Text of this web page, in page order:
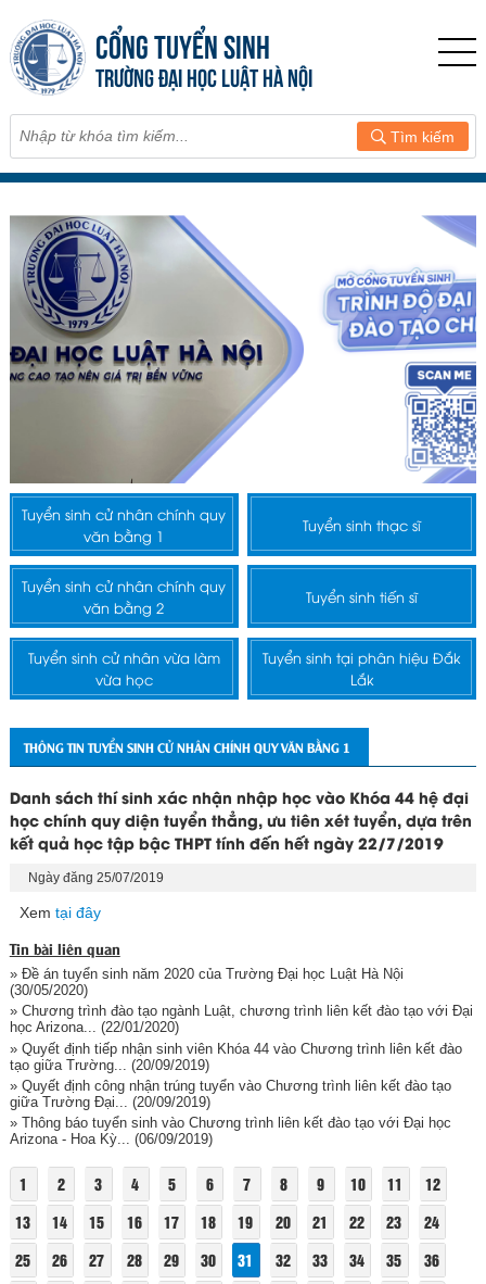
CỔNG TUYỂN SINH
TRƯỜNG ĐẠI HỌC LUẬT HÀ NỘI
Tìm kiếm
Tuyển sinh cử nhân chính quy
văn bằng 1
Tuyển sinh thạc sĩ
Tuyển sinh cử nhân chính quy
văn bằng 2
Tuyển sinh tiến sĩ
Tuyển sinh cử nhân vừa làm
vừa học
Tuyển sinh tại phân hiệu Đắk
Lắk
THÔNG TIN TUYỂN SINH CỬ NHÂN CHÍNH QUY VĂN BẰNG 1
Danh sách thí sinh xác nhận nhập học vào Khóa 44 hệ đại
học chính quy diện tuyển thẳng, ưu tiên xét tuyển, dựa trên
kết quả học tập bậc THPT tính đến hết ngày 22/7/2019
Ngày đăng 25/07/2019
Xem tại đây
Tin bài liên quan
» Đề án tuyển sinh năm 2020 của Trường Đại học Luật Hà Nội
(30/05/2020)
» Chương trình đào tạo ngành Luật, chương trình liên kết đào tạo với Đại
học Arizona... (22/01/2020)
» Quyết định tiếp nhận sinh viên Khóa 44 vào Chương trình liên kết đào
tạo giữa Trường...
(20/09/2019)
» Quyết định công nhận trúng tuyển vào Chương trình liên kết đào tạo
giữa Trường Đại... (20/09/2019)
» Thông báo tuyển sinh vào Chương trình liên kết đào tạo với Đại học
Arizona - Hoa Kỳ... (06/09/2019)
1 2 3 4 5 6 7 8 9 10 11
12
13
14 15 16 17 18 19 20 21 22 23
24
25
26 27 28 29 30 31 32 33 34 35
36